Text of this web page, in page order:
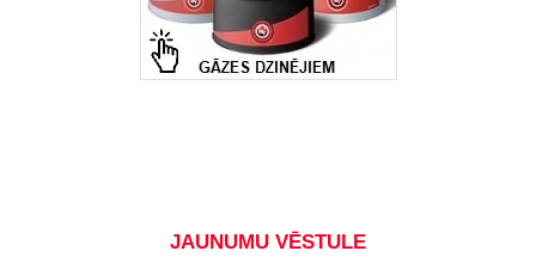
JAUNUMU VĒSTULE